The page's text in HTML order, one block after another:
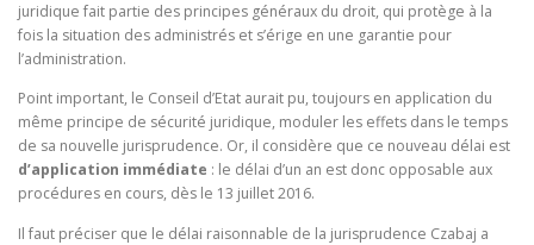
juridique fait partie des principes généraux du droit, qui protège à la
fois la situation des administrés et s’érige en une garantie pour
l’administration.
Point important, le Conseil d’Etat aurait pu, toujours en application du
même principe de sécurité juridique, moduler les effets dans le temps
de sa nouvelle jurisprudence. Or, il considère que ce nouveau délai est
d’application immédiate : le délai d’un an est donc opposable aux
procédures en cours, dès le 13 juillet 2016.
Il faut préciser que le délai raisonnable de la jurisprudence Czabaj a